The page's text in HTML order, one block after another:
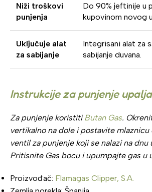
Niži troškovi
punjenja
Do 90% jeftinije u
kupovinom novog
Uključuje alat
za sabijanje
Integrisani alat za
sabijanje duvana.
Instrukcije za punjenje
Za punjenje koristitiButan Gas.
vertikalno na dole i postavite mlaznicu
ventil za punjenje koji se nalazi na dnu
Pritisnite Gas bocu i upumpajte gas u
Proizvođač: Flamagas Clipper, S.A.